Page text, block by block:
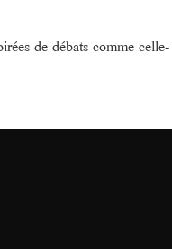
de débats comme celle-